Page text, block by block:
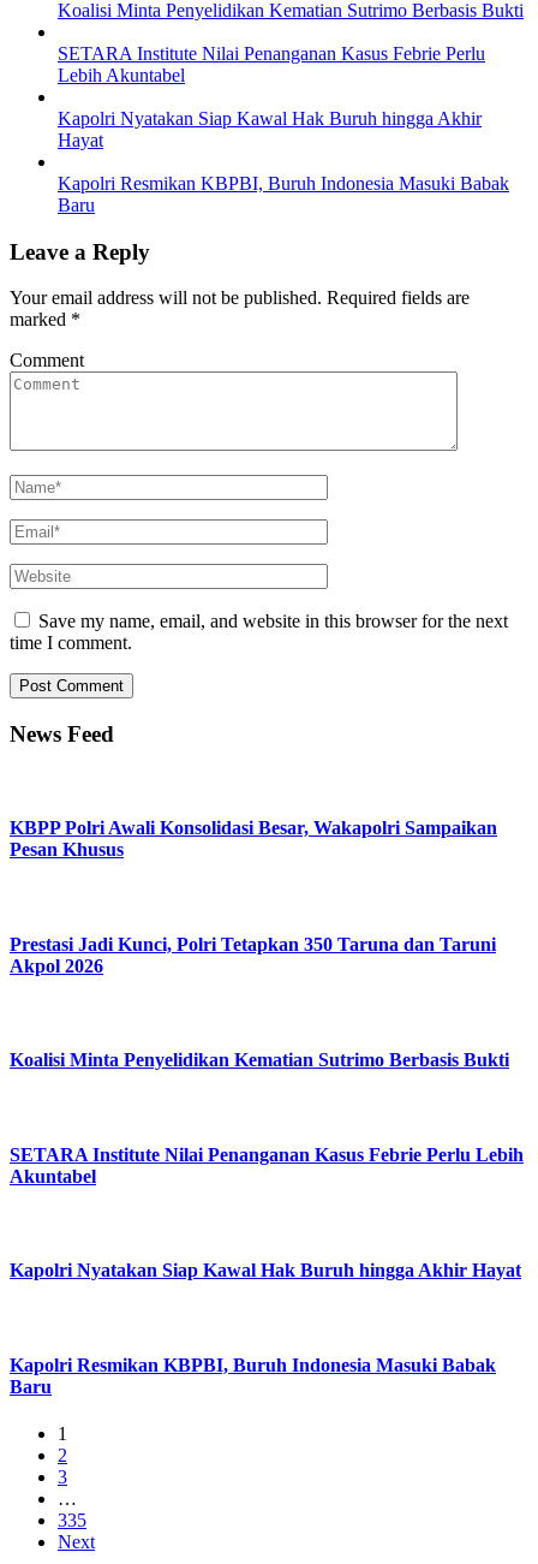
Koalisi Minta Penyelidikan Kematian Sutrimo Berbasis Bukti
SETARA Institute Nilai Penanganan Kasus Febrie Perlu
Lebih Akuntabel
Kapolri Nyatakan Siap Kawal Hak Buruh hingga Akhir
Hayat
Kapolri Resmikan KBPBI, Buruh Indonesia Masuki Babak
Baru
Leave a Reply
Your email address will not be published. Required fields are
marked *
Comment
Save my name, email, and website in this browser for the next
time I comment.
News Feed
KBPP Polri Awali Konsolidasi Besar, Wakapolri Sampaikan
Pesan Khusus
Prestasi Jadi Kunci, Polri Tetapkan 350 Taruna dan Taruni
Akpol 2026
Koalisi Minta Penyelidikan Kematian Sutrimo Berbasis Bukti
SETARA Institute Nilai Penanganan Kasus Febrie Perlu Lebih
Akuntabel
Kapolri Nyatakan Siap Kawal Hak Buruh hingga Akhir Hayat
Kapolri Resmikan KBPBI, Buruh Indonesia Masuki Babak
Baru
1
2
3
…
335
Next